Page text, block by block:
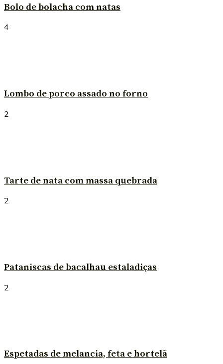
Bolo de bolacha com natas
4
Lombo de porco assado no forno
2
Tarte de nata com massa quebrada
2
Pataniscas de bacalhau estaladiças
2
Espetadas de melancia, feta e hortelã